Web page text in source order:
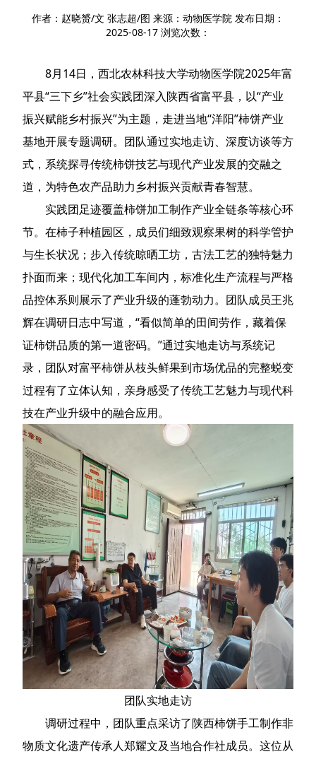
作者：赵晓赟/文 张志超/图 来源：动物医学院 发布日期：
2025-08-17 浏览次数：
8月14日，西北农林科技大学动物医学院2025年富
平县“三下乡”社会实践团深入陕西省富平县，以“产业
振兴赋能乡村振兴”为主题，走进当地“洋阳”柿饼产业
基地开展专题调研。团队通过实地走访、深度访谈等方
式，系统探寻传统柿饼技艺与现代产业发展的交融之
道，为特色农产品助力乡村振兴贡献青春智慧。
实践团足迹覆盖柿饼加工制作产业全链条等核心环
节。在柿子种植园区，成员们细致观察果树的科学管护
与生长状况；步入传统晾晒工坊，古法工艺的独特魅力
扑面而来；现代化加工车间内，标准化生产流程与严格
品控体系则展示了产业升级的蓬勃动力。团队成员王兆
辉在调研日志中写道，“看似简单的田间劳作，藏着保
证柿饼品质的第一道密码。”通过实地走访与系统记
录，团队对富平柿饼从枝头鲜果到市场优品的完整蜕变
过程有了立体认知，亲身感受了传统工艺魅力与现代科
技在产业升级中的融合应用。
团队实地走访
调研过程中，团队重点采访了陕西柿饼手工制作非
物质文化遗产传承人郑耀文及当地合作社成员。这位从